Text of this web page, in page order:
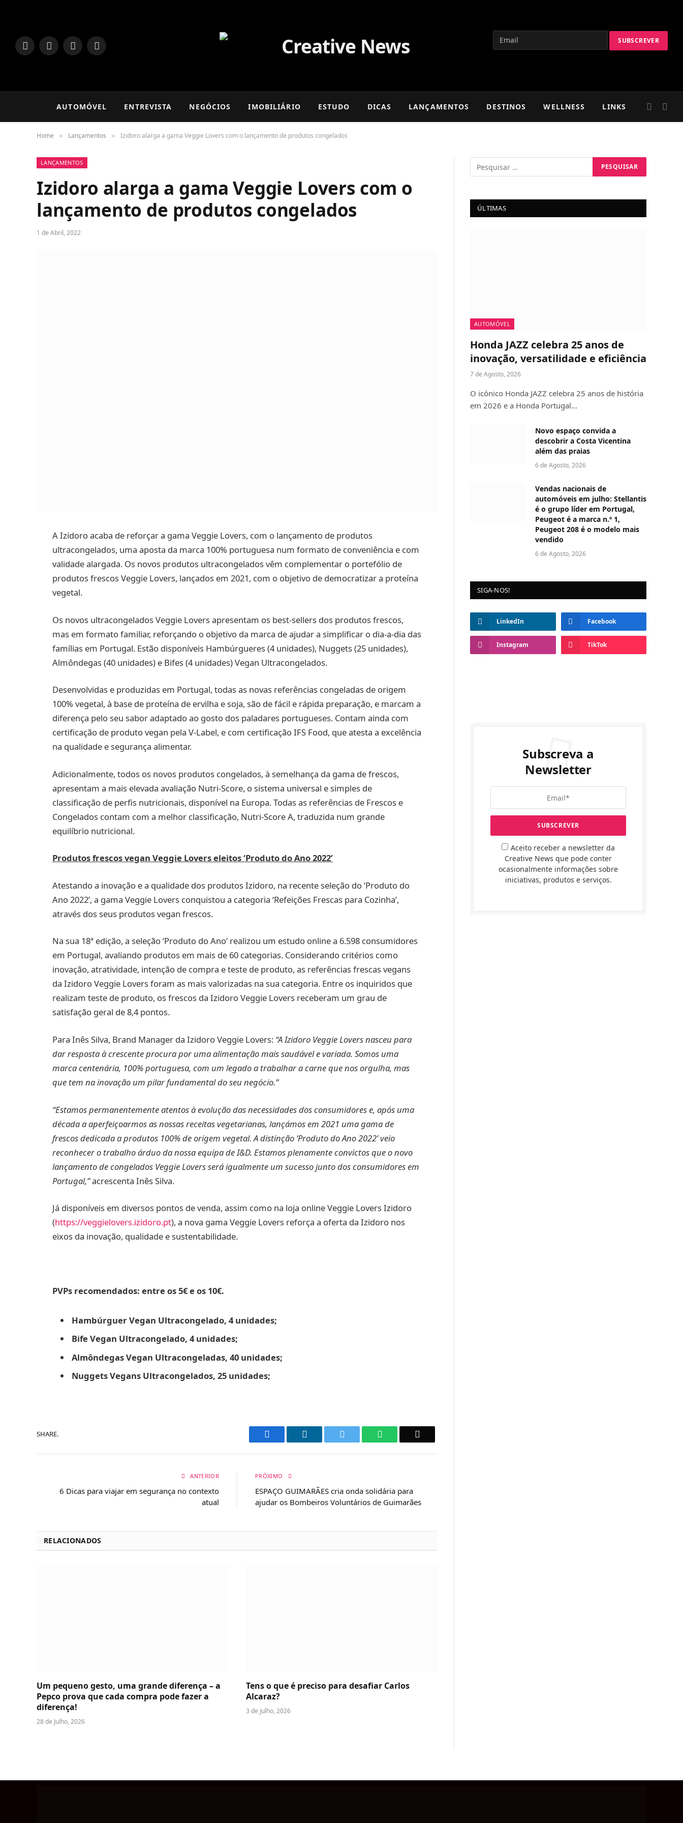
LinkedInFacebookInstagram
TikTok
AUTOMÓVEL ENTREVISTA NEGÓCIOS IMOBILIÁRIO ESTUDO DICAS LANÇAMENTOS DESTINOS WELLNESS LINKS
Home » Lançamentos » Izidoro alarga a gama Veggie Lovers com o lançamento de produtos congelados
LANÇAMENTOS
Izidoro alarga a gama Veggie Lovers com o
lançamento de produtos congelados
1 de Abril, 2022
A Izidoro acaba de reforçar a gama Veggie Lovers, com o lançamento de produtos
ultracongelados, uma aposta da marca 100% portuguesa num formato de conveniência e com
validade alargada. Os novos produtos ultracongelados vêm complementar o portefólio de
produtos frescos Veggie Lovers, lançados em 2021, com o objetivo de democratizar a proteína
vegetal.
Os novos ultracongelados Veggie Lovers apresentam os best-sellers dos produtos frescos,
mas em formato familiar, reforçando o objetivo da marca de ajudar a simplificar o dia-a-dia das
famílias em Portugal. Estão disponíveis Hambúrgueres (4 unidades), Nuggets (25 unidades),
Almôndegas (40 unidades) e Bifes (4 unidades) Vegan Ultracongelados.
Desenvolvidas e produzidas em Portugal, todas as novas referências congeladas de origem
100% vegetal, à base de proteína de ervilha e soja, são de fácil e rápida preparação, e marcam a
diferença pelo seu sabor adaptado ao gosto dos paladares portugueses. Contam ainda com
certificação de produto vegan pela V-Label, e com certificação IFS Food, que atesta a excelência
na qualidade e segurança alimentar.
Adicionalmente, todos os novos produtos congelados, à semelhança da gama de frescos,
apresentam a mais elevada avaliação Nutri-Score, o sistema universal e simples de
classificação de perfis nutricionais, disponível na Europa. Todas as referências de Frescos e
Congelados contam com a melhor classificação, Nutri-Score A, traduzida num grande
equilíbrio nutricional.
Produtos frescos vegan Veggie Lovers eleitos ‘Produto do Ano 2022’
Atestando a inovação e a qualidade dos produtos Izidoro, na recente seleção do ‘Produto do
Ano 2022’, a gama Veggie Lovers conquistou a categoria ‘Refeições Frescas para Cozinha’,
através dos seus produtos vegan frescos.
Na sua 18ª edição, a seleção ‘Produto do Ano’ realizou um estudo online a 6.598 consumidores
em Portugal, avaliando produtos em mais de 60 categorias. Considerando critérios como
inovação, atratividade, intenção de compra e teste de produto, as referências frescas vegans
da Izidoro Veggie Lovers foram as mais valorizadas na sua categoria. Entre os inquiridos que
realizam teste de produto, os frescos da Izidoro Veggie Lovers receberam um grau de
satisfação geral de 8,4 pontos.
Para Inês Silva, Brand Manager da Izidoro Veggie Lovers: “A Izidoro Veggie Lovers nasceu para
dar resposta à crescente procura por uma alimentação mais saudável e variada. Somos uma
marca centenária, 100% portuguesa, com um legado a trabalhar a carne que nos orgulha, mas
que tem na inovação um pilar fundamental do seu negócio.”
“Estamos permanentemente atentos à evolução das necessidades dos consumidores e, após uma
década a aperfeiçoarmos as nossas receitas vegetarianas, lançámos em 2021 uma gama de
frescos dedicada a produtos 100% de origem vegetal. A distinção ‘Produto do Ano 2022’ veio
reconhecer o trabalho árduo da nossa equipa de I&D. Estamos plenamente convictos que o novo
lançamento de congelados Veggie Lovers será igualmente um sucesso junto dos consumidores em
Portugal,”acrescenta Inês Silva.
Já disponíveis em diversos pontos de venda, assim como na loja online Veggie Lovers Izidoro
(https://veggielovers.izidoro.pt), a nova gama Veggie Lovers reforça a oferta da Izidoro nos
eixos da inovação, qualidade e sustentabilidade.
PVPs recomendados: entre os 5€ e os 10€.
Hambúrguer Vegan Ultracongelado, 4 unidades;
Bife Vegan Ultracongelado, 4 unidades;
Almôndegas Vegan Ultracongeladas, 40 unidades;
Nuggets Vegans Ultracongelados, 25 unidades;
SHARE. Facebook LinkedIn WhatsApp
ANTERIOR
6 Dicas para viajar em segurança no contexto
atual
PRÓXIMO
ESPAÇO GUIMARÃES cria onda solidária para
ajudar os Bombeiros Voluntários de Guimarães
RELACIONADOS
Um pequeno gesto, uma grande diferença – a
Pepco prova que cada compra pode fazer a
diferença!
28 de Julho, 2026
Tens o que é preciso para desafiar Carlos
Alcaraz?
3 de Julho, 2026
ÚLTIMAS
AUTOMÓVEL
Honda JAZZ celebra 25 anos de
inovação, versatilidade e eficiência
7 de Agosto, 2026
O icónico Honda JAZZ celebra 25 anos de história
em 2026 e a Honda Portugal…
Novo espaço convida a
descobrir a Costa Vicentina
além das praias
6 de Agosto, 2026
Vendas nacionais de
automóveis em julho: Stellantis
é o grupo líder em Portugal,
Peugeot é a marca n.º 1,
Peugeot 208 é o modelo mais
vendido
6 de Agosto, 2026
SIGA-NOS!
LinkedIn Facebook
Instagram TikTok
Subscreva a
Newsletter
Aceito receber a newsletter da
Creative News que pode conter
ocasionalmente informações sobre
iniciativas, produtos e serviços.